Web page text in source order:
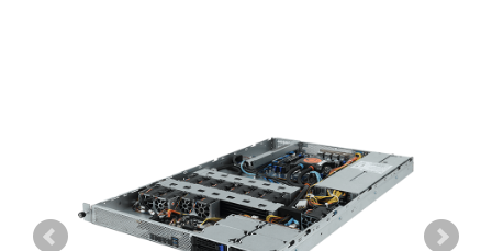
便携一体式工作站
多屏工作站
多路服务器
高频应用服务器
品牌定制化
定制化分类
成功案例